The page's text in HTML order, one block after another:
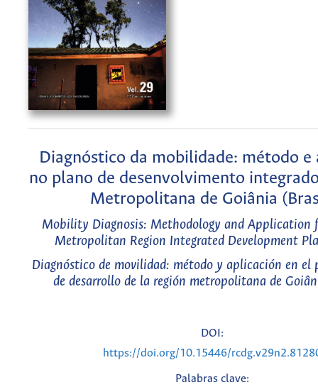
Diagnóstico da mobilidade: método e
no plano de desenvolvimento
Metropolitana de Goiânia
Mobility Diagnosis: Methodology and Application
Metropolitan Region Integrated Development
Diagnóstico de movilidad: método y aplicación en el
de desarrollo de la región metropolitana de
DOI:
https://doi.org/10.15446/
Palabras clave: